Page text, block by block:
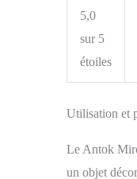
5,0
sur 5
étoiles
Utilisation et
Le Antok
un objet